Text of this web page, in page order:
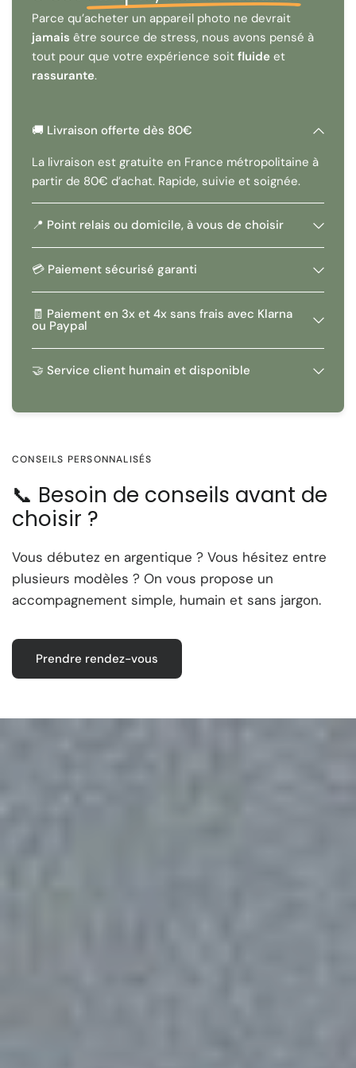
🚀 Livraison disponible à l'échelle internationale, afin que
vous puissiez capturer le temps où que vous soyez.
Note : Veuillez noter que, en raison de sa nature vintage,
l'appareil photo peut présenter des signes d'usure
Parce qu’acheter un appareil photo ne devrait
jamais être source de stress, nous avons pensé à
tout pour que votre expérience soitfluide et
rassurante.
🚚 Livraison offerte dès 80€
La livraison est gratuite en France métropolitaine à
partir de 80€ d’achat. Rapide, suivie et soignée.
📍 Point relais ou domicile, à vous de choisir
💳 Paiement sécurisé garanti
🧾 Paiement en 3x et 4x sans frais avec Klarna
ou Paypal
🤝 Service client humain et disponible
CONSEILS PERSONNALISÉS
📞 Besoin de conseils avant de
choisir ?
Vous débutez en argentique ? Vous hésitez entre
plusieurs modèles ? On vous propose un
accompagnement simple, humain et sans jargon.
Prendre rendez-vous